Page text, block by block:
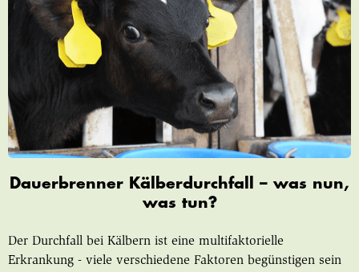
Dauerbrenner Kälberdurchfall – was nun,
was tun?
Der Durchfall bei Kälbern ist eine multifaktorielle
Erkrankung - viele verschiedene Faktoren begünstigen sein